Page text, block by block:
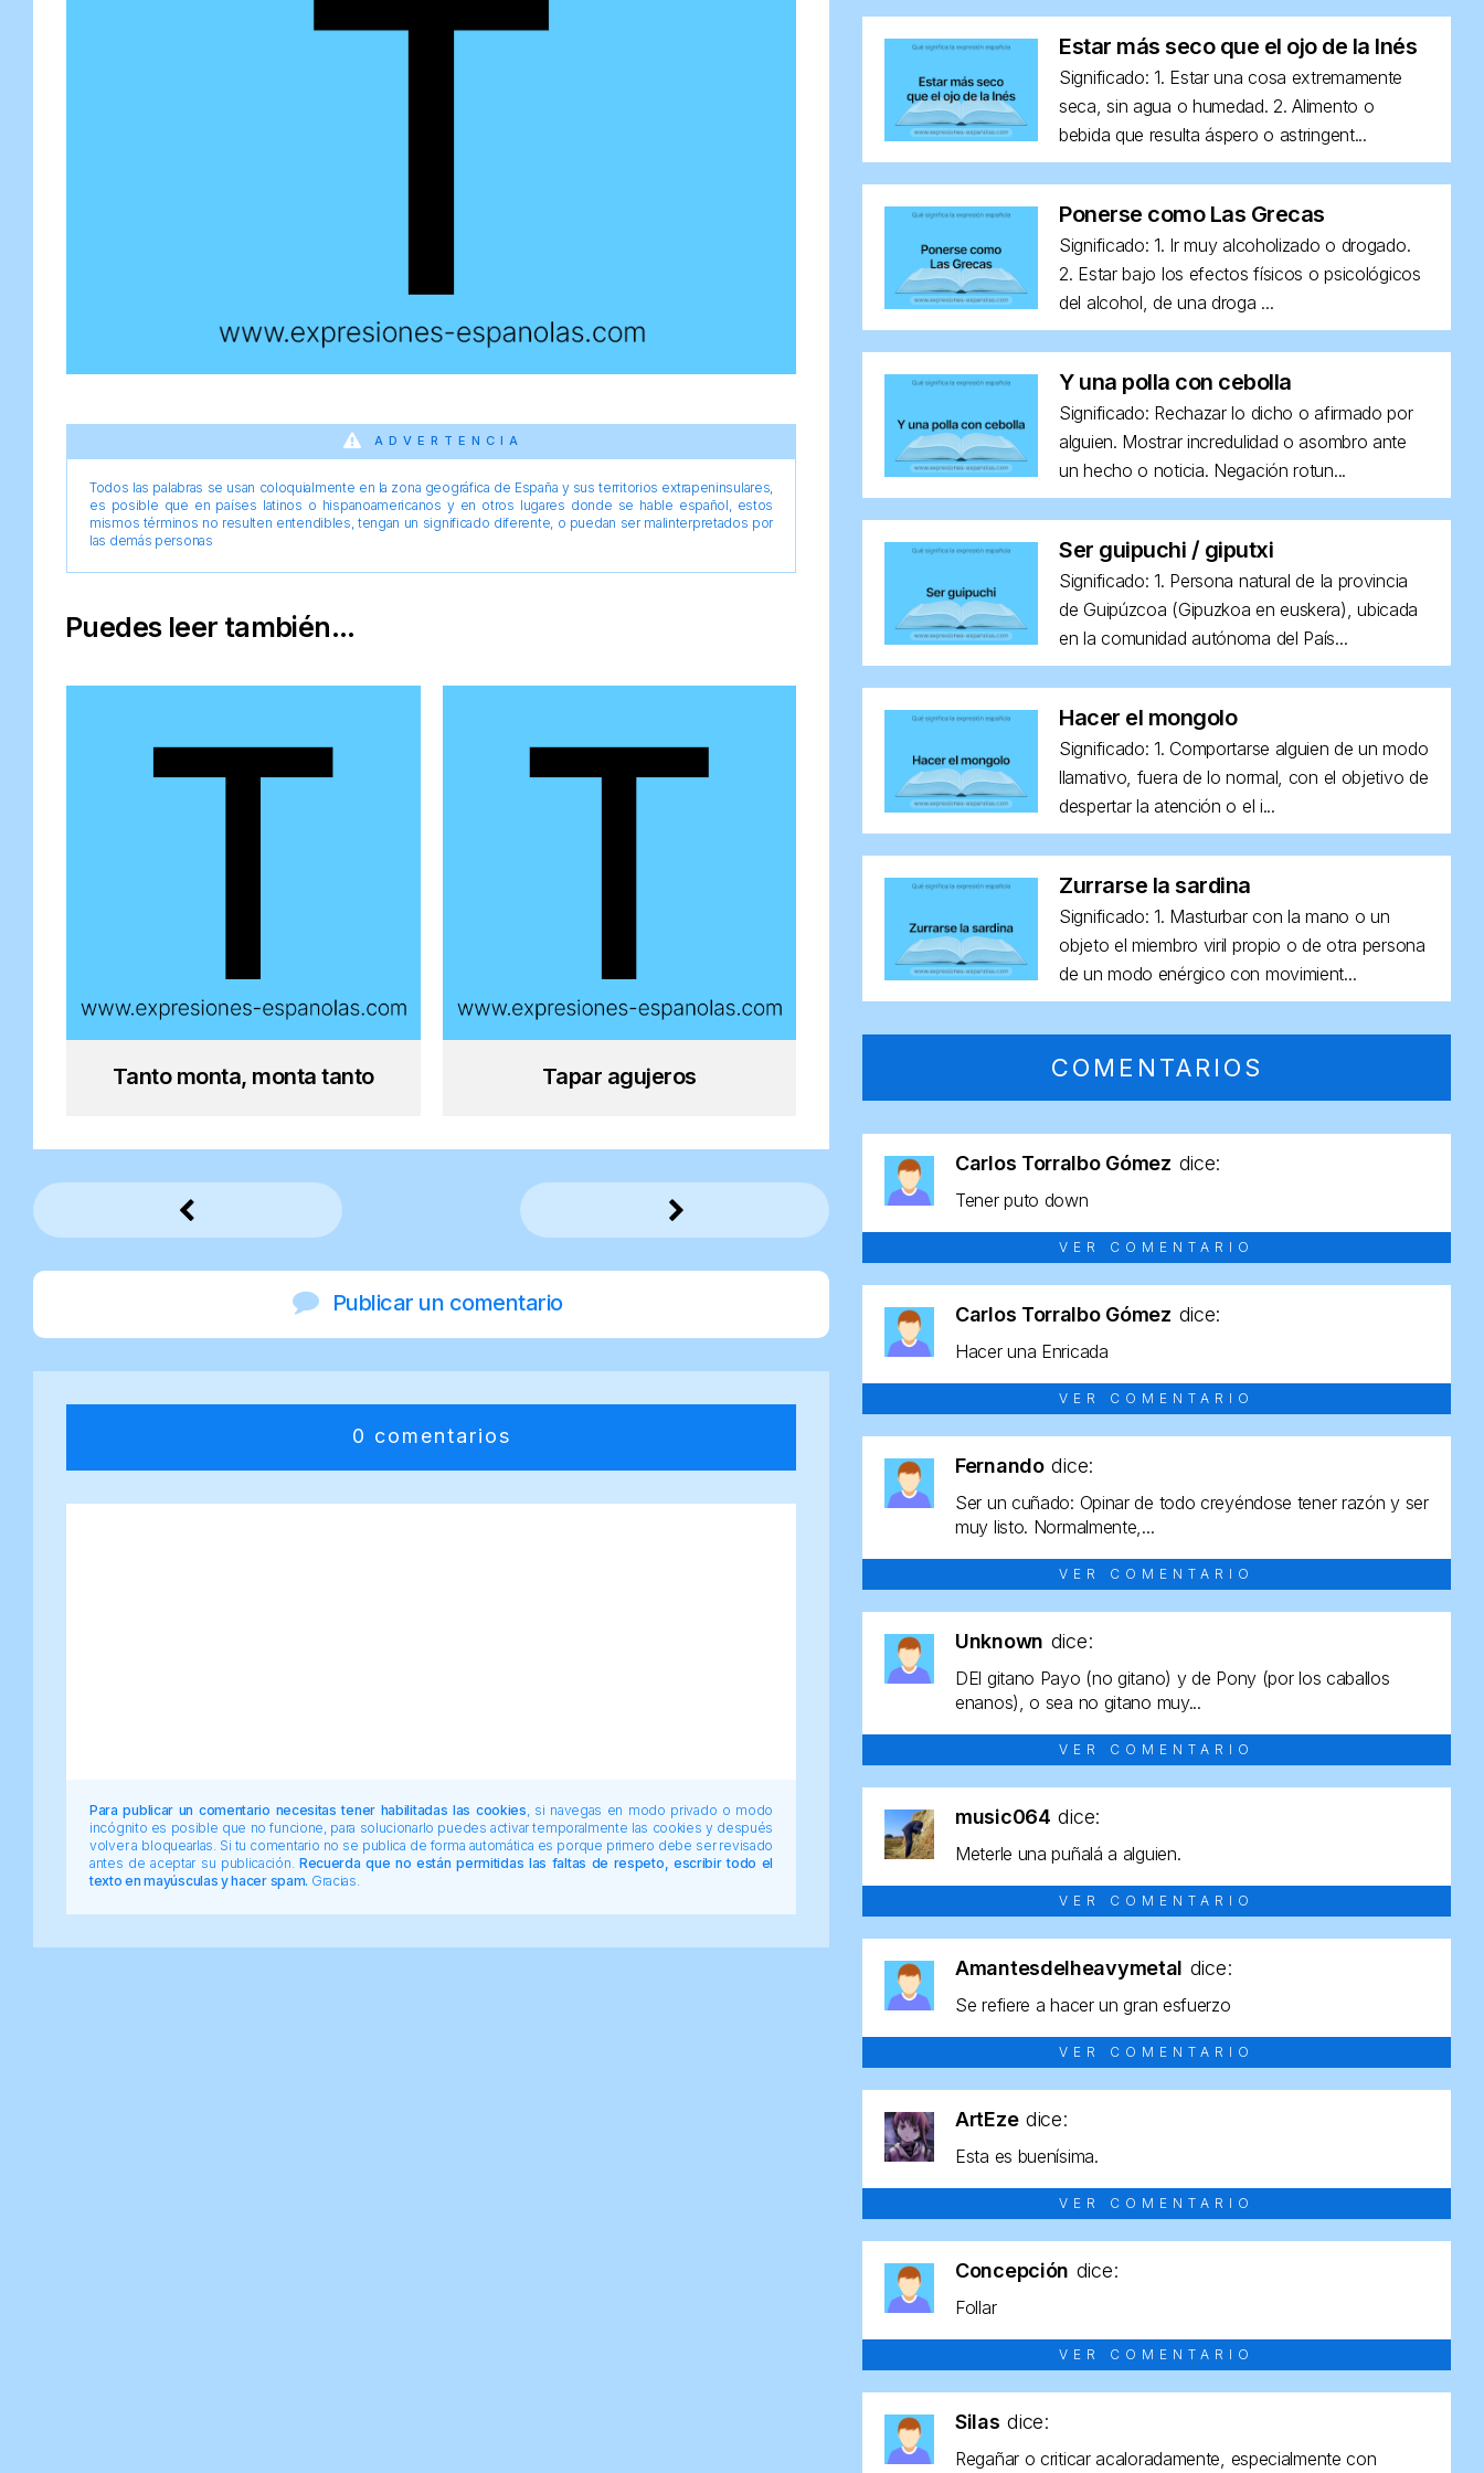
ADVERTENCIA
Todos las palabras se usan coloquialmente en la zona geográfica de España y sus territorios extrapeninsulares,
es posible que en países latinos o hispanoamericanos y en otros lugares donde se hable español, estos
mismos términos no resulten entendibles, tengan un significado diferente, o puedan ser malinterpretados por
las demás personas
Puedes leer también...
Tanto monta, monta tanto Tapar agujeros
Publicar un comentario
0 comentarios
Para publicar un comentario necesitas tener habilitadas las cookies , si navegas en modo privado o modo
incógnito es posible que no funcione, para solucionarlo puedes activar temporalmente las cookies y después
volver a bloquearlas. Si tu comentario no se publica de forma automática es porque primero debe ser revisado
antes de aceptar su publicación. Recuerda que no están permitidas las faltas de respeto, escribir todo el
texto en mayúsculas y hacer spam. Gracias.
Estar más seco que el ojo de la Inés
Significado: 1. Estar una cosa extremamente
seca, sin agua o humedad. 2. Alimento o
bebida que resulta áspero o astringent...
Ponerse como Las Grecas
Significado: 1. Ir muy alcoholizado o drogado.
2. Estar bajo los efectos físicos o psicológicos
del alcohol, de una droga ...
Y una polla con cebolla
Significado: Rechazar lo dicho o afirmado por
alguien. Mostrar incredulidad o asombro ante
un hecho o noticia. Negación rotun...
Ser guipuchi / giputxi
Significado: 1. Persona natural de la provincia
de Guipúzcoa (Gipuzkoa en euskera), ubicada
en la comunidad autónoma del País...
Hacer el mongolo
Significado: 1. Comportarse alguien de un modo
llamativo, fuera de lo normal, con el objetivo de
despertar la atención o el i...
Zurrarse la sardina
Significado: 1. Masturbar con la mano o un
objeto el miembro viril propio o de otra persona
de un modo enérgico con movimient...
COMENTARIOS
Carlos Torralbo Gómez dice:
Tener puto down
VER COMENTARIO
Carlos Torralbo Gómez dice:
Hacer una Enricada
VER COMENTARIO
Fernando dice:
Ser un cuñado: Opinar de todo creyéndose tener razón y ser
muy listo. Normalmente,...
VER COMENTARIO
Unknown dice:
DEl gitano Payo (no gitano) y de Pony (por los caballos
enanos), o sea no gitano muy...
VER COMENTARIO
music064 dice:
Meterle una puñalá a alguien.
VER COMENTARIO
Amantesdelheavymetal dice:
Se refiere a hacer un gran esfuerzo
VER COMENTARIO
ArtEze dice:
Esta es buenísima.
VER COMENTARIO
Concepción dice:
Follar
VER COMENTARIO
Silas dice:
Regañar o criticar acaloradamente, especialmente con